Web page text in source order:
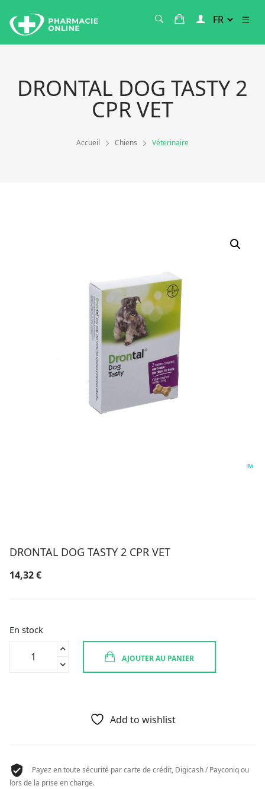
DRONTAL DOG TASTY 2
CPR VET
Accueil Chiens Véterinaire
DRONTAL DOG TASTY 2 CPR VET
14,32€
En stock
AJOUTER AU PANIER
Add to wishlist
Payez en toute sécurité par carte de crédit, Digicash / Payconiq ou
lors de la prise en charge.